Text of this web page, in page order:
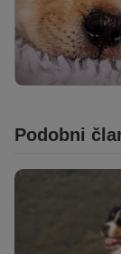
Podobni